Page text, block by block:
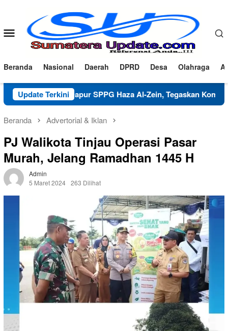
Menu
Mobile
Beranda Nasional Daerah DPRD Desa Olahraga
Update Terkini
Dapur SPPG Haza Al-Zein, Tegaskan Komitmen Jaga Mutu
Beranda Advertorial & Iklan
PJ Walikota Tinjau Operasi Pasar
Murah, Jelang Ramadhan 1445 H
Admin
5 Maret 2024 263 Dilihat